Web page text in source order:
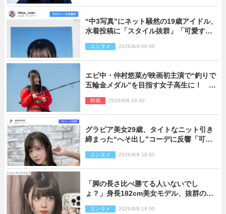
“中3写真”にネット騒然の19歳アイドル、
水着投稿に「スタイル抜群」「可愛すぎ
エンタメ 2026/8/9 06:00
エビ中・仲村悠菜が映画初主演で“釣りで
五輪金メダル”を目指す女子高生に！ 映
映画 2026/8/8 19:30
グラビア美女29歳、タイトなニット引き
締まった“へそ出し”コーデに反響「可愛
エンタメ 2026/8/8 18:00
「脚の長さ比べ勝てる人いないでし
ょ？」身長182cm美女モデル、抜群のプ
エンタメ 2026/8/8 18:00